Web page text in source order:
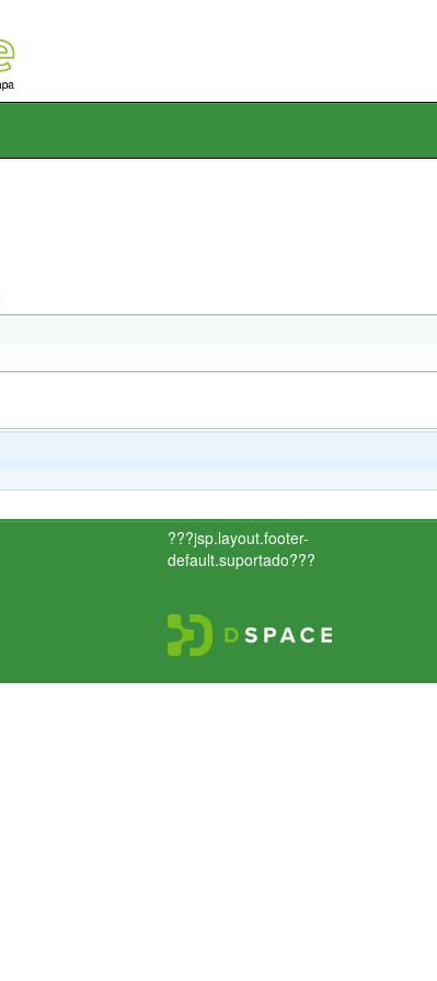
???jsp.layout.footer-
default.suportado???